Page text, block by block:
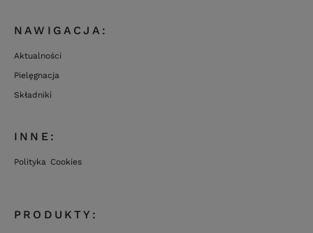
NAWIGACJA:
Aktualności
Pielęgnacja
Składniki
INNE:
Polityka Cookies
PRODUKTY: